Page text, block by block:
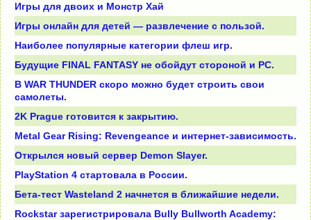
Игры для двоих и Монстр Хай
Игры онлайн для детей — развлечение с пользой.
Наиболее популярные категории флеш игр.
Будущие FINAL FANTASY не обойдут стороной и PC.
В WAR THUNDER скоро можно будет строить свои
самолеты.
2K Prague готовится к закрытию.
Metal Gear Rising: Revengeance и интернет-зависимость.
Открылся новый сервер Demon Slayer.
PlayStation 4 стартовала в России.
Бета-тест Wasteland 2 начнется в ближайшие недели.
Rockstar зарегистрировала Bully Bullworth Academy: